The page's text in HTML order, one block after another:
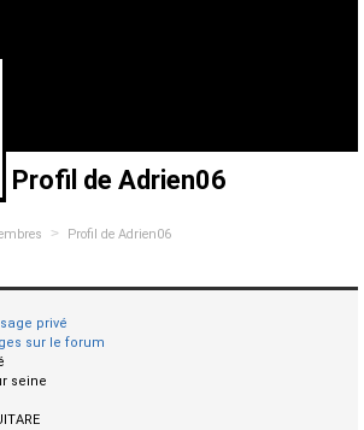
Profil de Adrien06
> Profil de Adrien06
privé
sur le forum
seine